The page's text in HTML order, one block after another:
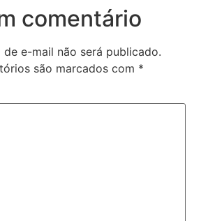
comentário
de e-mail não será publicado.
são marcados com *